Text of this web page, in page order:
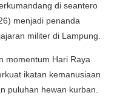
di seantero
menjadi penanda
militer di Lampung.
momentum Hari Raya
ikatan kemanusiaan
puluhan hewan kurban.